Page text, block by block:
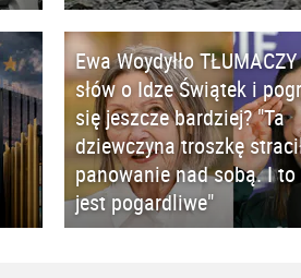
Ewa Woydyłło
słów o Idze Świątek i
się jeszcze bardziej? "Ta
dziewczyna troszkę
panowanie nad sobą. I
jest pogardliwe"